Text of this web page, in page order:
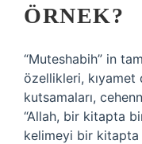
ÖRNEK?
“Muteshabih” in
özellikleri, kıyamet
kutsamaları,
“Allah, bir kitapta
kelimeyi bir kitapta